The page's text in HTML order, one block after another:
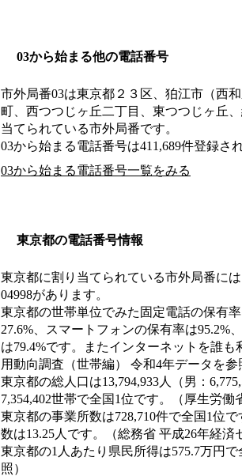
03から始まる他の電話番号
市外局番03は東京都２３区、狛江市（西
町、西つつじヶ丘二丁目、東つつじヶ丘
当てられている市外局番です。
03から始まる電話番号は411,689件登録さ
03から始まる電話番号一覧をみる
東京都の電話番号情報
東京都に割り当てられている市外局番には
04998があります。
東京都の世帯単位でみた固定電話の保有
27.6%、スマートフォンの保有率は95.2%
は79.4%です。またインターネットを誰
用動向調査（世帯編） 令和4年データを参
東京都の総人口は13,794,933人（男：
7,354,402世帯で全国1位です。（厚生労働
東京都の事業所数は728,710件で全国1位
数は13.25人です。（総務省 平成26年経済
東京都の1人あたり県民所得は575.7万円
照）